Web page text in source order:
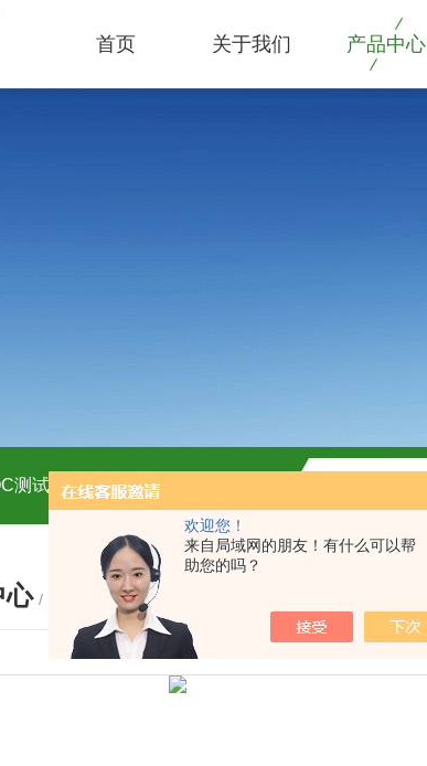
欢迎您！
来自局域网的朋友！有什么可以帮
助您的吗？
首页 关于我们 产品中心
测试盒 H2O2测试盒厂家供应
小鼠CALP试剂盒
货
心 / PRODUCTS